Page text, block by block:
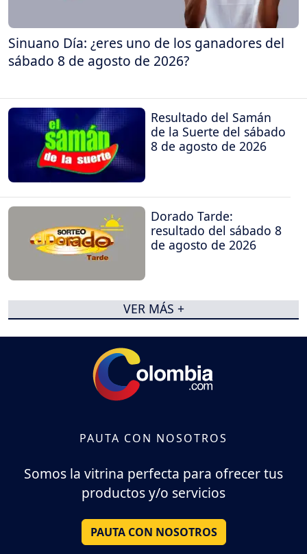
Sinuano Día: ¿eres uno de los ganadores del
sábado 8 de agosto de 2026?
Resultado del Samán
de la Suerte del sábado
8 de agosto de 2026
Dorado Tarde:
resultado del sábado 8
de agosto de 2026
VER MÁS +
PAUTA CON NOSOTROS
Somos la vitrina perfecta para ofrecer tus
productos y/o servicios
PAUTA CON NOSOTROS